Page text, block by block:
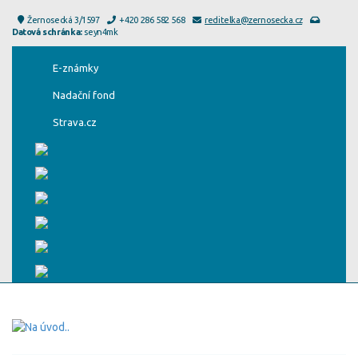
Žernosecká 3/1597 +420 286 582 568
reditelka@zernosecka.cz
Datová schránka:seyn4mk
E-známky
Nadační fond
Strava.cz